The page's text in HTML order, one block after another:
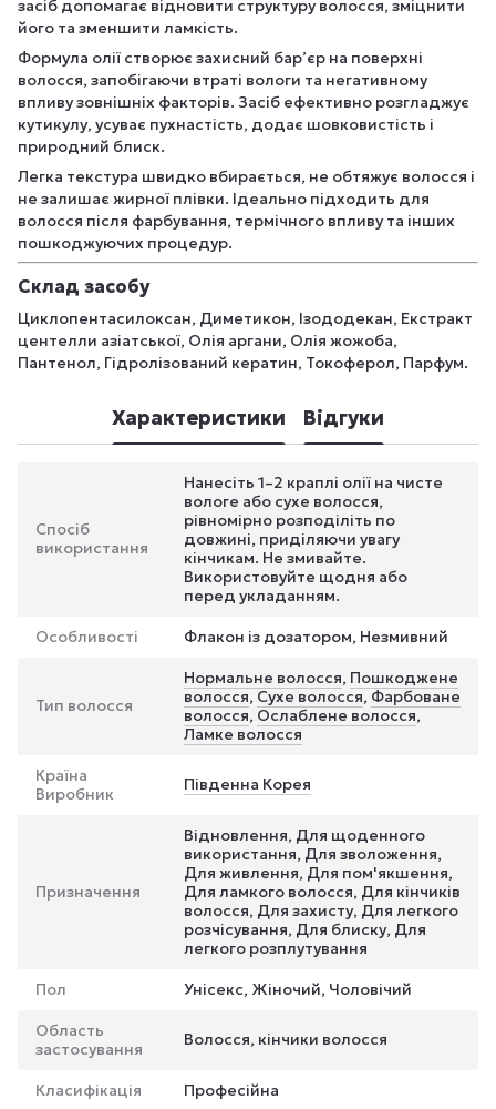
засіб допомагає відновити структуру волосся, зміцнити
його та зменшити ламкість.
Формула олії створює захисний бар’єр на поверхні
волосся, запобігаючи втраті вологи та негативному
впливу зовнішніх факторів. Засіб ефективно розгладжує
кутикулу, усуває пухнастість, додає шовковистість і
природний блиск.
Легка текстура швидко вбирається, не обтяжує волосся і
не залишає жирної плівки. Ідеально підходить для
волосся після фарбування, термічного впливу та інших
пошкоджуючих процедур.
Склад засобу
Циклопентасилоксан, Диметикон, Ізододекан, Екстракт
центелли азіатської, Олія аргани, Олія жожоба,
Пантенол, Гідролізований кератин, Токоферол, Парфум.
Характеристики Відгуки
Спосіб
використання
Нанесіть 1–2 краплі олії на чисте
вологе або сухе волосся,
рівномірно розподіліть по
довжині, приділяючи увагу
кінчикам. Не змивайте.
Використовуйте щодня або
перед укладанням.
Особливості Флакон із дозатором, Незмивний
Тип волосся
Нормальне волосся, Пошкоджене
волосся, Сухе волосся, Фарбоване
волосся, Ослаблене волосся,
Ламке волосся
Країна
Виробник
Південна Корея
Призначення
Відновлення, Для щоденного
використання, Для зволоження,
Для живлення, Для пом'якшення,
Для ламкого волосся, Для кінчиків
волосся, Для захисту, Для легкого
розчісування, Для блиску, Для
легкого розплутування
Пол Унісекс, Жіночий, Чоловічий
Область
застосування
Волосся, кінчики волосся
Класифікація Професійна